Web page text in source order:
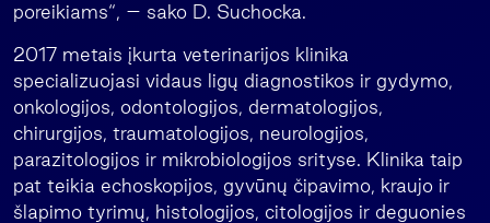
poreikiams“, – sako D. Suchocka.
2017 metais įkurta veterinarijos klinika
specializuojasi vidaus ligų diagnostikos ir gydymo,
onkologijos, odontologijos, dermatologijos,
chirurgijos, traumatologijos, neurologijos,
parazitologijos ir mikrobiologijos srityse. Klinika taip
pat teikia echoskopijos, gyvūnų čipavimo, kraujo ir
šlapimo tyrimų, histologijos, citologijos ir deguonies